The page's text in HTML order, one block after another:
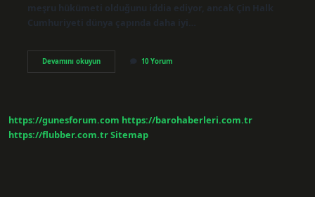
meşru hükümeti olduğunu iddia ediyor, ancak Çin Halk
Cumhuriyeti dünya çapında daha iyi…
Devamını okuyunÇinde
Kaç
10 Yorum
https://gunesforum.com https://barohaberleri.com.tr
https://flubber.com.trSitemap